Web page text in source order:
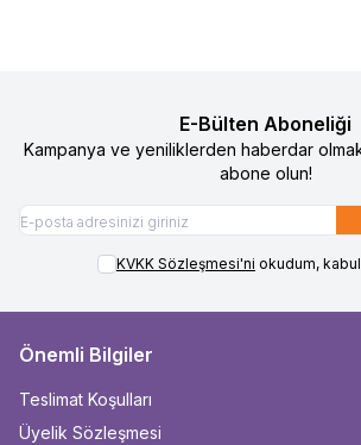
E-Bülten Aboneliği
Kampanya ve yeniliklerden haberdar
abone olun!
KVKK Sözleşmesi'ni okudum,
Önemli Bilgiler
Teslimat Koşulları
Üyelik Sözleşmesi